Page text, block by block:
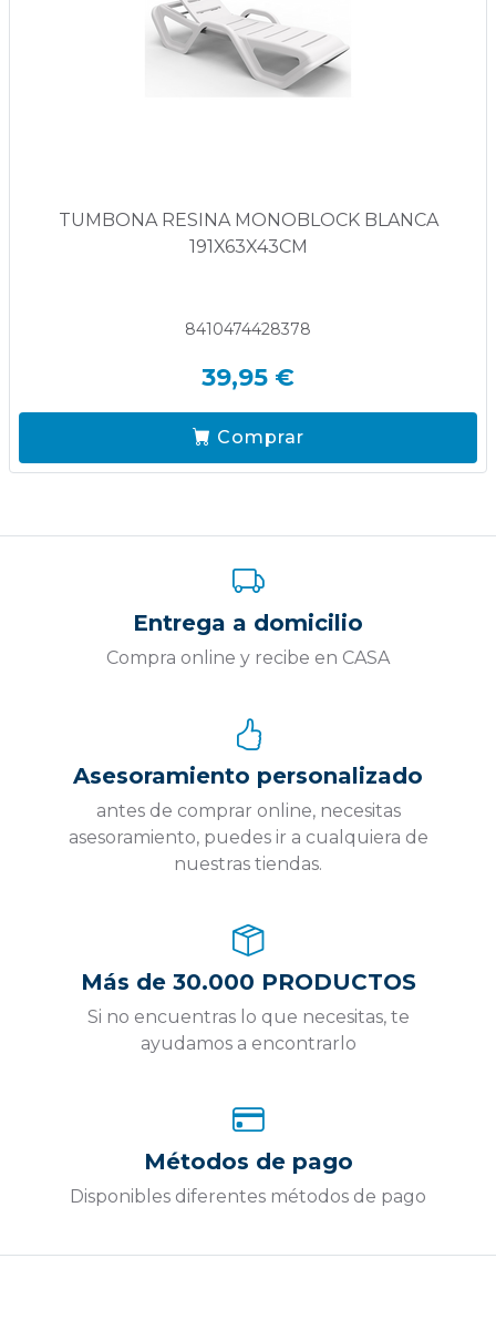
TUMBONA RESINA MONOBLOCK BLANCA
191X63X43CM
8410474428378
39,95 €
Comprar
Entrega a domicilio
Compra online y recibe en CASA
Asesoramiento personalizado
antes de comprar online, necesitas
asesoramiento, puedes ir a cualquiera de
nuestras tiendas.
Más de 30.000 PRODUCTOS
Si no encuentras lo que necesitas, te
ayudamos a encontrarlo
Métodos de pago
Disponibles diferentes métodos de pago